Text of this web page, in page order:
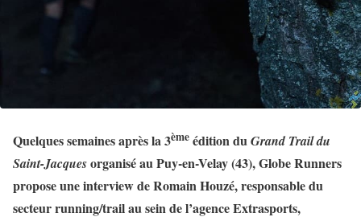
Quelques semaines après la 3ème édition duGrand Trail du
Saint-Jacquesorganisé au Puy-en-Velay (43), Globe Runners
propose une interview de Romain Houzé, responsable du
secteur running/trail au sein de l’agence Extrasports,